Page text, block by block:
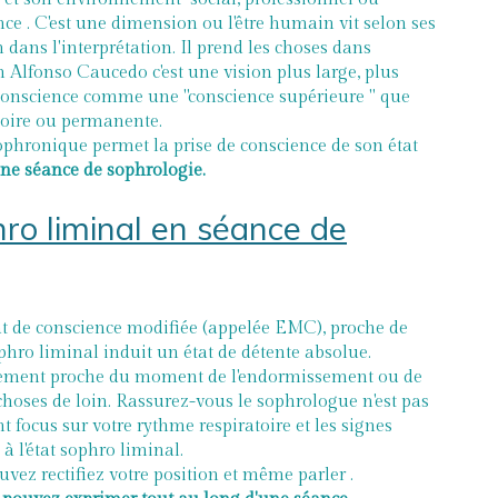
. C'est une dimension ou l'être humain vit selon ses
dans l'interprétation. Il prend les choses dans
Alfonso Caucedo c'est une vision plus large, plus
comme une "conscience supérieure " que
ou permanente.
permet la prise de conscience de son état
séance de sophrologie.
liminal en séance de
conscience modifiée (appelée EMC), proche de
liminal induit un état de détente absolue.
proche du moment de l'endormissement ou de
de loin. Rassurez-vous le sophrologue n'est pas
focus sur votre rythme respiratoire et les signes
l'état sophro liminal.
rectifiez votre position et même parler .